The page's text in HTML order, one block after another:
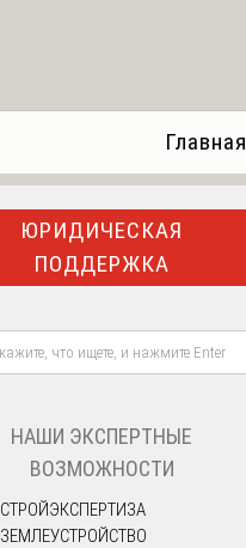
Главная
ЮРИДИЧЕСКАЯ
ПОДДЕРЖКА
НАШИ ЭКСПЕРТНЫЕ
ВОЗМОЖНОСТИ
СТРОЙЭКСПЕРТИЗА
ЗЕМЛЕУСТРОЙСТВО